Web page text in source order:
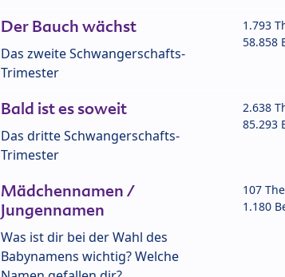
Der Bauch wächst
Das zweite Schwangerschafts-
Trimester
1.793
58.858
Bald ist es soweit
Das dritte Schwangerschafts-
Trimester
2.638
85.293
Mädchennamen /
Jungennamen
Was ist dir bei der Wahl des
Babynamens wichtig? Welche
107
1.180